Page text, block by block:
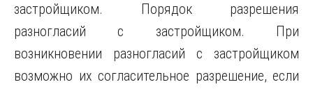
застройщиком. Порядок разрешения
разногласий с застройщиком. При
возникновении разногласий с застройщиком
возможно их согласительное разрешение, если